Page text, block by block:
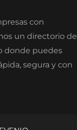
con
un directorio de
donde puedes
segura y con